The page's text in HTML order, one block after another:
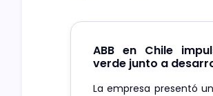
ABB en Chile
verde junto a
La empresa presentó